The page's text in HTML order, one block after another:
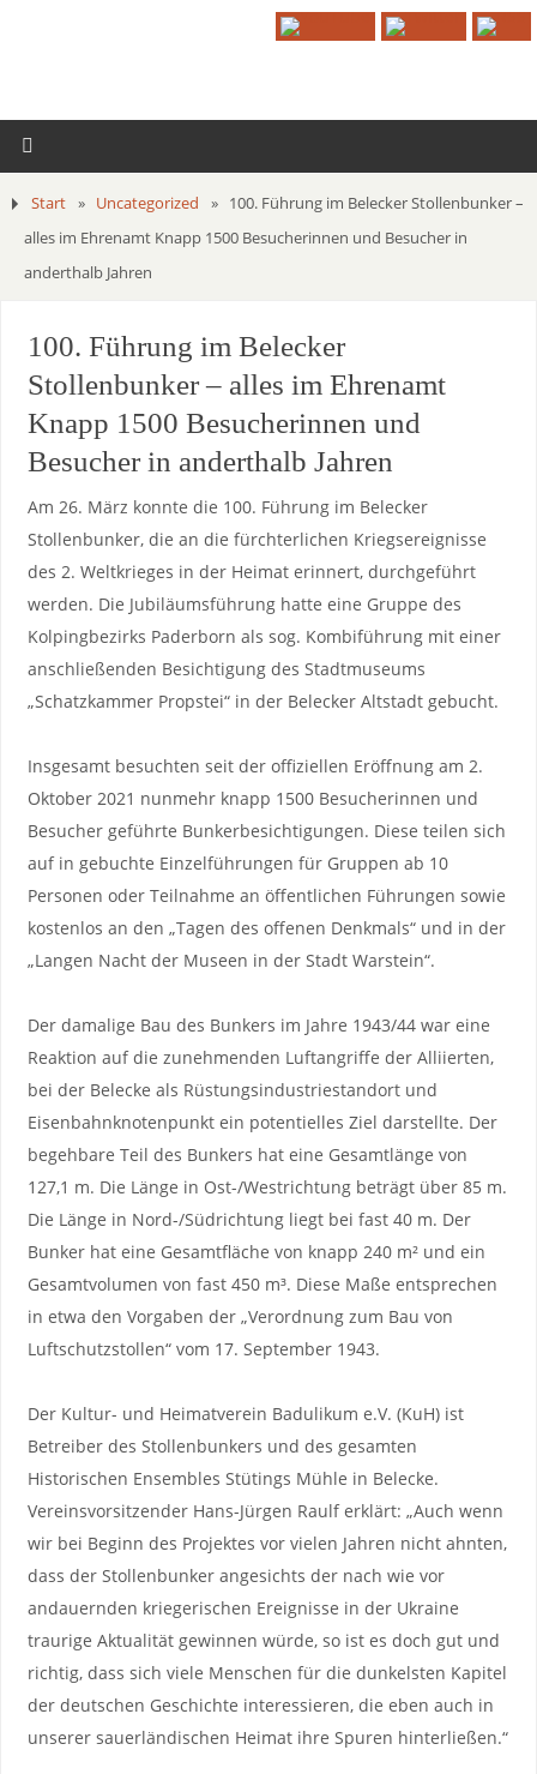
Start » Uncategorized » 100. Führung im Belecker Stollenbunker –
alles im Ehrenamt Knapp 1500 Besucherinnen und Besucher in
anderthalb Jahren
100. Führung im Belecker
Stollenbunker – alles im Ehrenamt
Knapp 1500 Besucherinnen und
Besucher in anderthalb Jahren
Am 26. März konnte die 100. Führung im Belecker
Stollenbunker, die an die fürchterlichen Kriegsereignisse
des 2. Weltkrieges in der Heimat erinnert, durchgeführt
werden. Die Jubiläumsführung hatte eine Gruppe des
Kolpingbezirks Paderborn als sog. Kombiführung mit einer
anschließenden Besichtigung des Stadtmuseums
„Schatzkammer Propstei“ in der Belecker Altstadt gebucht.
Insgesamt besuchten seit der offiziellen Eröffnung am 2.
Oktober 2021 nunmehr knapp 1500 Besucherinnen und
Besucher geführte Bunkerbesichtigungen. Diese teilen sich
auf in gebuchte Einzelführungen für Gruppen ab 10
Personen oder Teilnahme an öffentlichen Führungen sowie
kostenlos an den „Tagen des offenen Denkmals“ und in der
„Langen Nacht der Museen in der Stadt Warstein“.
Der damalige Bau des Bunkers im Jahre 1943/44 war eine
Reaktion auf die zunehmenden Luftangriffe der Alliierten,
bei der Belecke als Rüstungsindustriestandort und
Eisenbahnknotenpunkt ein potentielles Ziel darstellte. Der
begehbare Teil des Bunkers hat eine Gesamtlänge von
127,1 m. Die Länge in Ost-/Westrichtung beträgt über 85 m.
Die Länge in Nord-/Südrichtung liegt bei fast 40 m. Der
Bunker hat eine Gesamtfläche von knapp 240 m² und ein
Gesamtvolumen von fast 450 m³. Diese Maße entsprechen
in etwa den Vorgaben der „Verordnung zum Bau von
Luftschutzstollen“ vom 17. September 1943.
Der Kultur- und Heimatverein Badulikum e.V. (KuH) ist
Betreiber des Stollenbunkers und des gesamten
Historischen Ensembles Stütings Mühle in Belecke.
Vereinsvorsitzender Hans-Jürgen Raulf erklärt: „Auch wenn
wir bei Beginn des Projektes vor vielen Jahren nicht ahnten,
dass der Stollenbunker angesichts der nach wie vor
andauernden kriegerischen Ereignisse in der Ukraine
traurige Aktualität gewinnen würde, so ist es doch gut und
richtig, dass sich viele Menschen für die dunkelsten Kapitel
der deutschen Geschichte interessieren, die eben auch in
unserer sauerländischen Heimat ihre Spuren hinterließen.“